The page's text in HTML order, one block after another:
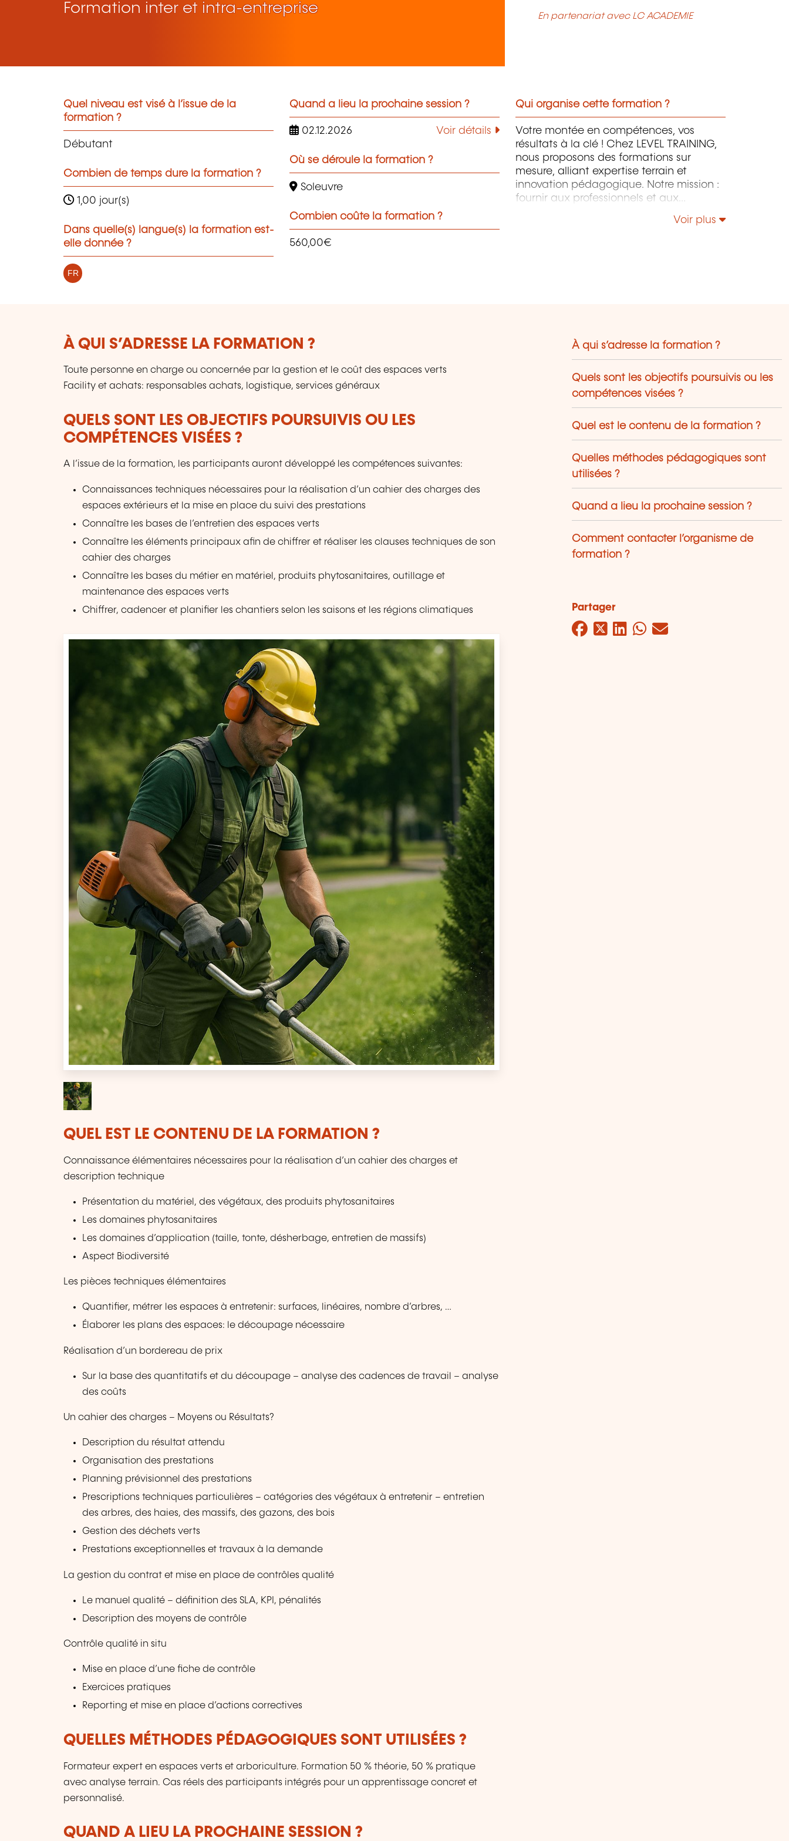
Formation inter et intra-entreprise En partenariat avec LC ACADEMIE
Quel niveau est visé à l’issue de la
formation ?
Débutant
Combien de temps dure la formation ?
1,00 jour(s)
Dans quelle(s) langue(s) la formation est-
elle donnée ?
FR
Quand a lieu la prochaine session ?
02.12.2026 Voir détails
Où se déroule la formation ?
Soleuvre
Combien coûte la formation ?
560,00€
Qui organise cette formation ?
Votre montée en compétences, vos
résultats à la clé ! Chez LEVEL TRAINING,
nous proposons des formations sur
mesure, alliant expertise terrain et
innovation pédagogique. Notre mission :
fournir aux professionnels et aux
immédiatement applicables pour
nous garantissons des compétences
durables, des résultats mesurables et un
accompagnement de confiance au
Voir plus
À QUI S’ADRESSE LA FORMATION ?
Toute personne en charge ou concernée par la gestion et le coût des espaces verts
Facility et achats: responsables achats, logistique, services généraux
QUELS SONT LES OBJECTIFS POURSUIVIS OU LES
COMPÉTENCES VISÉES ?
A l’issue de la formation, les participants auront développé les compétences suivantes:
Connaissances techniques nécessaires pour la réalisation d’un cahier des charges des
espaces extérieurs et la mise en place du suivi des prestations
Connaître les bases de l’entretien des espaces verts
Connaître les éléments principaux afin de chiffrer et réaliser les clauses techniques de son
cahier des charges
Connaître les bases du métier en matériel, produits phytosanitaires, outillage et
maintenance des espaces verts
Chiffrer, cadencer et planifier les chantiers selon les saisons et les régions climatiques
QUEL EST LE CONTENU DE LA FORMATION ?
Connaissance élémentaires nécessaires pour la réalisation d’un cahier des charges et
description technique
Présentation du matériel, des végétaux, des produits phytosanitaires
Les domaines phytosanitaires
Les domaines d’application (taille, tonte, désherbage, entretien de massifs)
Aspect Biodiversité
Les pièces techniques élémentaires
Quantifier, métrer les espaces à entretenir: surfaces, linéaires, nombre d’arbres, …
Élaborer les plans des espaces: le découpage nécessaire
Réalisation d’un bordereau de prix
Sur la base des quantitatifs et du découpage – analyse des cadences de travail – analyse
des coûts
Un cahier des charges – Moyens ou Résultats?
Description du résultat attendu
Organisation des prestations
Planning prévisionnel des prestations
Prescriptions techniques particulières – catégories des végétaux à entretenir – entretien
des arbres, des haies, des massifs, des gazons, des bois
Gestion des déchets verts
Prestations exceptionnelles et travaux à la demande
La gestion du contrat et mise en place de contrôles qualité
Le manuel qualité – définition des SLA, KPI, pénalités
Description des moyens de contrôle
Contrôle qualité in situ
Mise en place d’une fiche de contrôle
Exercices pratiques
Reporting et mise en place d’actions correctives
QUELLES MÉTHODES PÉDAGOGIQUES SONT UTILISÉES ?
Formateur expert en espaces verts et arboriculture. Formation 50 % théorie, 50 % pratique
avec analyse terrain. Cas réels des participants intégrés pour un apprentissage concret et
personnalisé.
QUAND A LIEU LA PROCHAINE SESSION ?
À qui s’adresse la formation ?
Quels sont les objectifs poursuivis ou les
compétences visées ?
Quel est le contenu de la formation ?
Quelles méthodes pédagogiques sont
utilisées ?
Quand a lieu la prochaine session ?
Comment contacter l’organisme de
formation ?
Partager
Facebook
Twitter
LinkedIn
WhatsApp
Mail